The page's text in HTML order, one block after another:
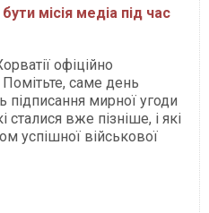
місія медіа під час
офіційно
саме день
підписання мирної угоди
сталися вже пізніше, і які
успішної військової